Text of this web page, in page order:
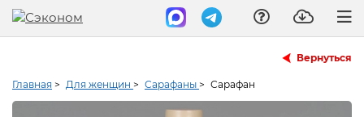
Вернуться
Главная > Для женщин > Сарафаны > Сарафан